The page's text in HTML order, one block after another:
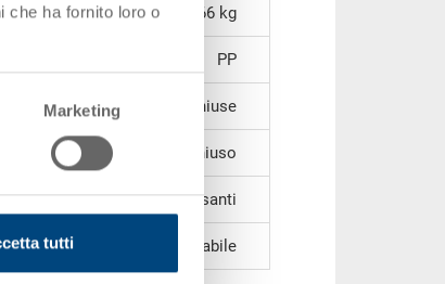
che ha fornito loro o
Marketing
tutti
2,66 kg
PP
chiuse
chiuso
4 impugnature passanti
impilabile